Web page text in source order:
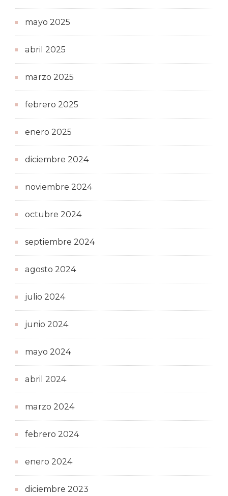
mayo 2025
abril 2025
marzo 2025
febrero 2025
enero 2025
diciembre 2024
noviembre 2024
octubre 2024
septiembre 2024
agosto 2024
julio 2024
junio 2024
mayo 2024
abril 2024
marzo 2024
febrero 2024
enero 2024
diciembre 2023